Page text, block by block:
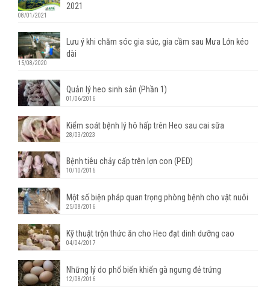
2021
08/01/2021
Lưu ý khi chăm sóc gia súc, gia cầm sau Mưa Lớn kéo
dài
15/08/2020
Quản lý heo sinh sản (Phần 1)
01/06/2016
Kiểm soát bệnh lý hô hấp trên Heo sau cai sữa
28/03/2023
Bệnh tiêu chảy cấp trên lợn con (PED)
10/10/2016
Một số biện pháp quan trọng phòng bệnh cho vật nuôi
25/08/2016
Kỹ thuật trộn thức ăn cho Heo đạt dinh dưỡng cao
04/04/2017
Những lý do phổ biến khiến gà ngưng đẻ trứng
12/08/2016